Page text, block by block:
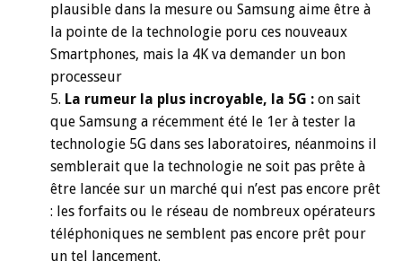
plausible dans la mesure ou Samsung aime être à
la pointe de la technologie poru ces nouveaux
Smartphones, mais la 4K va demander un bon
processeur
La rumeur la plus incroyable, la 5G : on sait
que Samsung a récemment été le 1er à tester la
technologie 5G dans ses laboratoires, néanmoins il
semblerait que la technologie ne soit pas prête à
être lancée sur un marché qui n’est pas encore prêt
: les forfaits ou le réseau de nombreux opérateurs
téléphoniques ne semblent pas encore prêt pour
un tel lancement.